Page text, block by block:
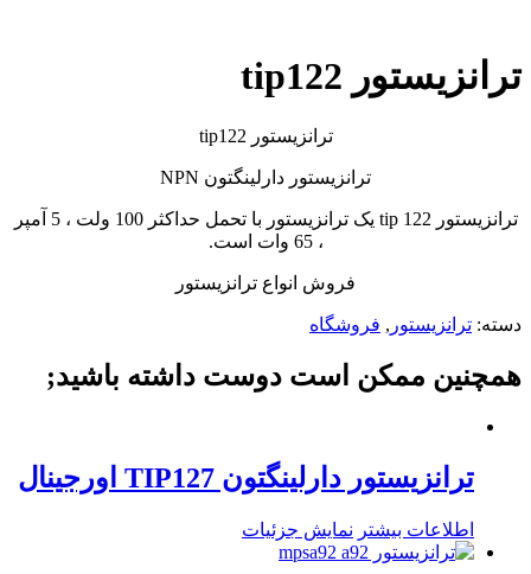
ترانزیستور tip122
ترانزیستور tip122
ترانزیستور دارلینگتون NPN
ترانزیستور tip 122 یک ترانزیستور با تحمل حداکثر 100 ولت ، 5 آمپر
، 65 وات است.
فروش انواع ترانزیستور
دسته: ترانزیستور , فروشگاه
همچنین ممکن است دوست داشته باشید;
ترانزیستور دارلینگتون TIP127 اورجینال
اطلاعات بیشتر نمایش جزئیات